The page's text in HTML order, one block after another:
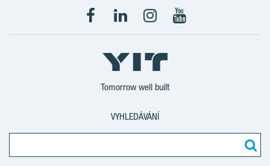
Tomorrow well built
VYHLEDÁVÁNÍ